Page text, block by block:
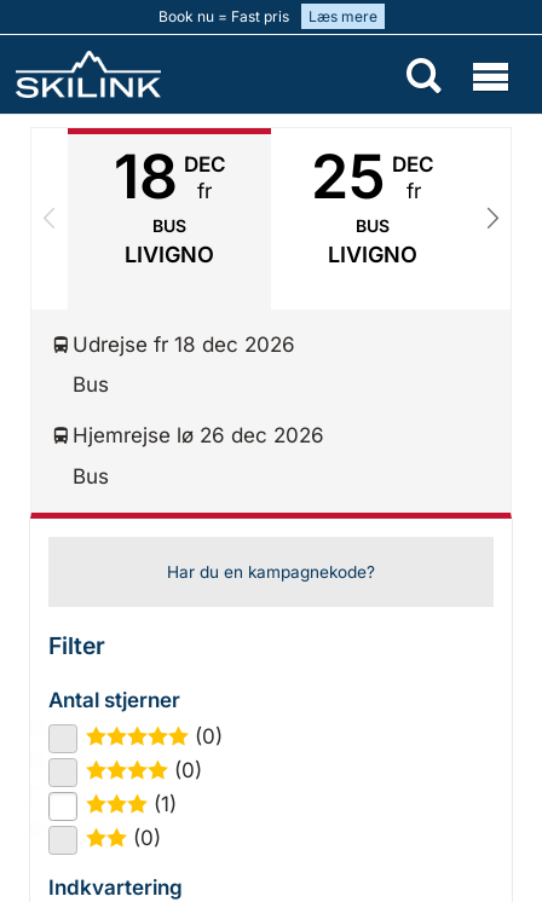
Book nu = Fast pris Læs mere
18 DEC
fr
BUS
LIVIGNO
25 DEC
fr
BUS
LIVIGNO
Udrejse fr 18 dec 2026
Bus
Hjemrejse lø 26 dec 2026
Bus
Har du en kampagnekode?
Filter
Antal stjerner
★★★★★
(0)
★★★★
(0)
★★★
(1)
★★
(0)
Indkvartering